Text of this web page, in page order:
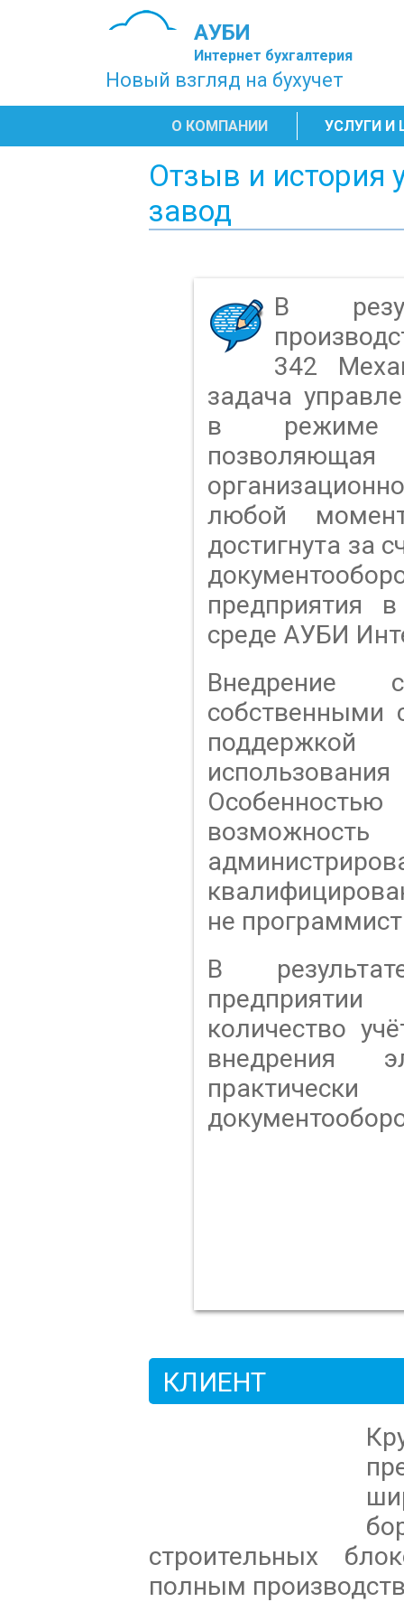
АУБИ
Интернет бухгалтерия
Новый взгляд на бухучет
О КОМПАНИИ УСЛУГИ И
Отзыв и история
завод
В
342
задача
в режиме
любой
достигнута за
предприятия
среде АУБИ
Внедрение
собственными
не
В
количество
внедрения
КЛИЕНТ
строительных
полным